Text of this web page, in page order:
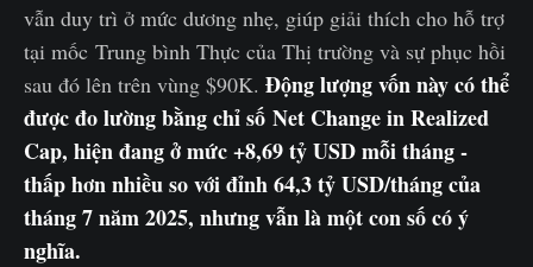
vẫn duy trì ở mức dương nhẹ, giúp giải thích cho hỗ trợ
tại mốc Trung bình Thực của Thị trường và sự phục hồi
sau đó lên trên vùng $90K. Động lượng vốn này có thể
được đo lường bằng chỉ số Net Change in Realized
Cap, hiện đang ở mức +8,69 tỷ USD mỗi tháng -
thấp hơn nhiều so với đỉnh 64,3 tỷ USD/tháng của
tháng 7 năm 2025, nhưng vẫn là một con số có ý
nghĩa.